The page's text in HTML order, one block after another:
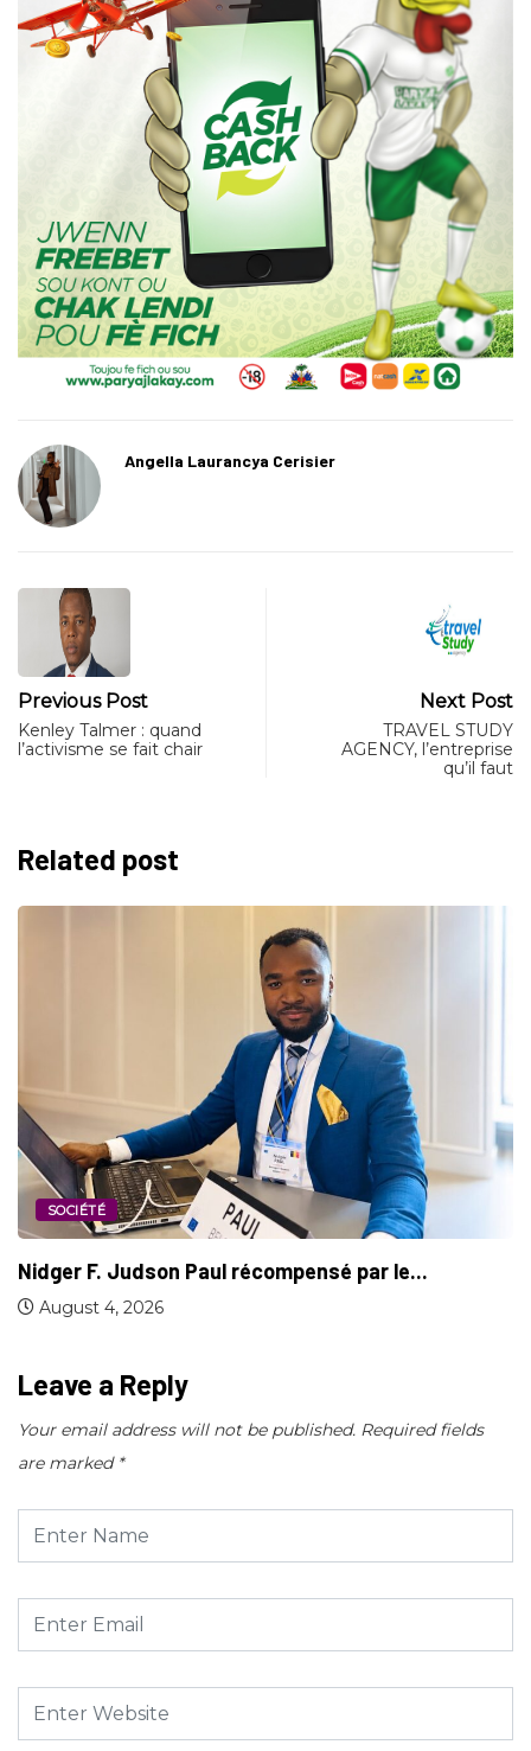
Angella Laurancya Cerisier
Previous Post
Kenley Talmer : quand
l’activisme se fait chair
Next Post
TRAVEL STUDY
AGENCY, l’entreprise
qu’il faut
Related post
SOCIÉTÉ
Nidger F. Judson Paul récompensé par le...
August 4, 2026
Leave a Reply
Your email address will not be published. Required fields
are marked *